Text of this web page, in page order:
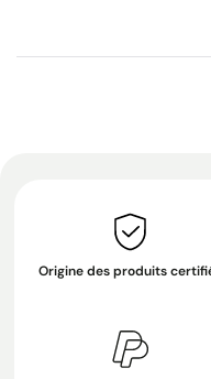
Origine des produits